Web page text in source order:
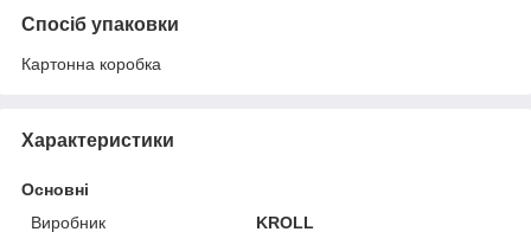
Спосіб упаковки
Картонна коробка
Характеристики
Основні
Виробник
KROLL